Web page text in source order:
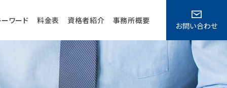
お問い合わせ
ワード 料金表 資格者紹介 事務所概要